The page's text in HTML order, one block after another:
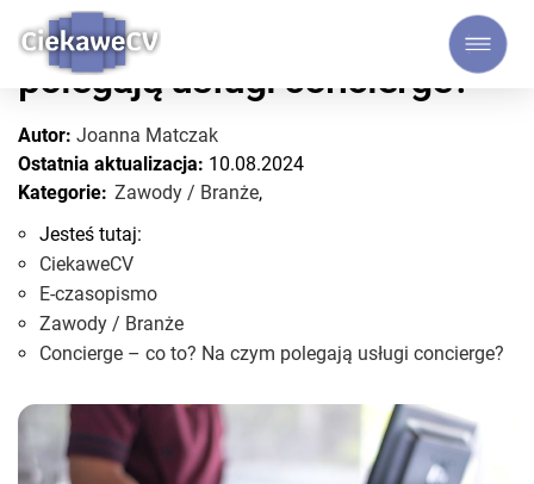
Concierge – co to? Na czym
polegają usługi concierge?
Autor: Joanna Matczak
Ostatnia aktualizacja: 10.08.2024
Kategorie: Zawody / Branże,
Jesteś tutaj:
CiekaweCV
E-czasopismo
Zawody / Branże
Concierge – co to? Na czym polegają usługi concierge?